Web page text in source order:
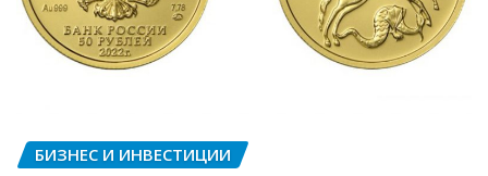
БИЗНЕС И ИНВЕСТИЦИИ